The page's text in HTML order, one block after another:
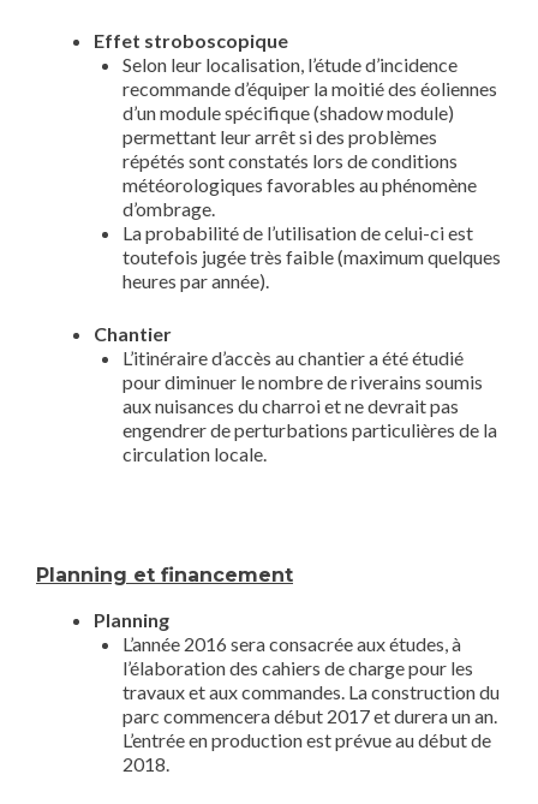
Effet stroboscopique
Selon leur localisation, l’étude d’incidence
recommande d’équiper la moitié des éoliennes
d’un module spécifique (shadow module)
permettant leur arrêt si des problèmes
répétés sont constatés lors de conditions
météorologiques favorables au phénomène
d’ombrage.
La probabilité de l’utilisation de celui-ci est
toutefois jugée très faible (maximum quelques
heures par année).
Chantier
L’itinéraire d’accès au chantier a été étudié
pour diminuer le nombre de riverains soumis
aux nuisances du charroi et ne devrait pas
engendrer de perturbations particulières de la
circulation locale.
Planning et financement
Planning
L’année 2016 sera consacrée aux études, à
l’élaboration des cahiers de charge pour les
travaux et aux commandes. La construction du
parc commencera début 2017 et durera un an.
L’entrée en production est prévue au début de
2018.